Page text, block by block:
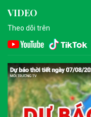
VIDEO
Theo dõi trên